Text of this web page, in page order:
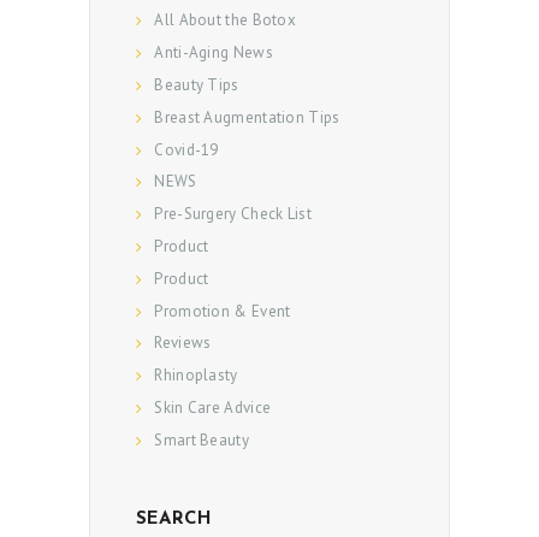
All About the Botox
Anti-Aging News
Beauty Tips
Breast Augmentation Tips
Covid-19
NEWS
Pre-Surgery Check List
Product
Product
Promotion & Event
Reviews
Rhinoplasty
Skin Care Advice
Smart Beauty
SEARCH